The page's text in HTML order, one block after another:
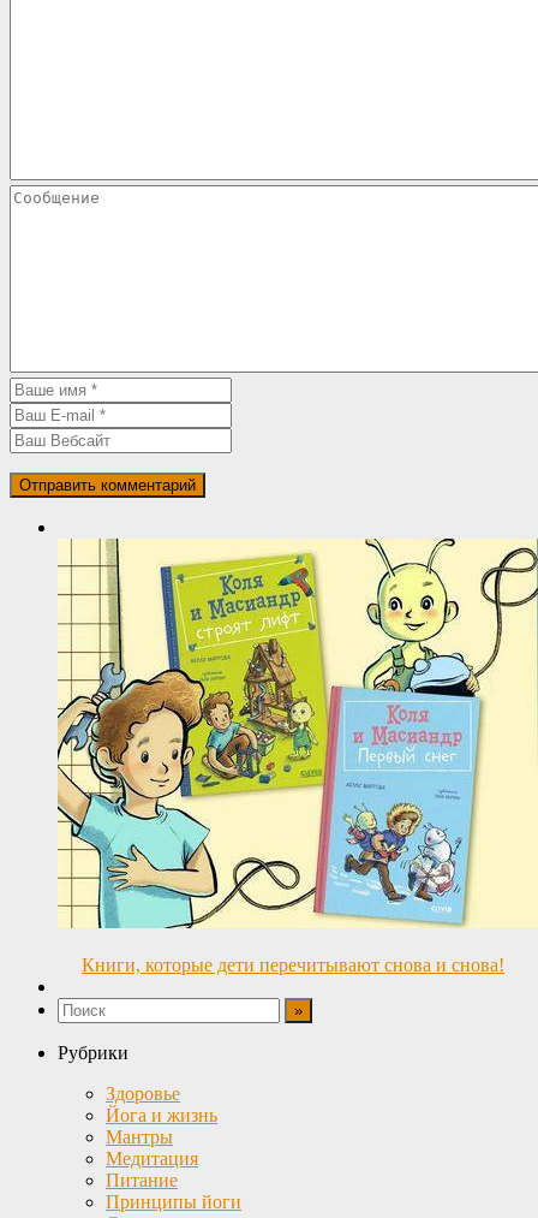
Книги, которые дети перечитывают снова и снова!
Рубрики
Здоровье
Йога и жизнь
Мантры
Медитация
Питание
Принципы йоги